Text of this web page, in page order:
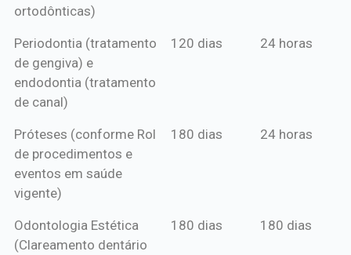
ortodônticas)
Periodontia (tratamento
de gengiva) e
endodontia (tratamento
de canal)
120 dias 24 horas
Próteses (conforme Rol
de procedimentos e
eventos em saúde
vigente)
180 dias 24 horas
Odontologia Estética
(Clareamento dentário
180 dias 180 dias